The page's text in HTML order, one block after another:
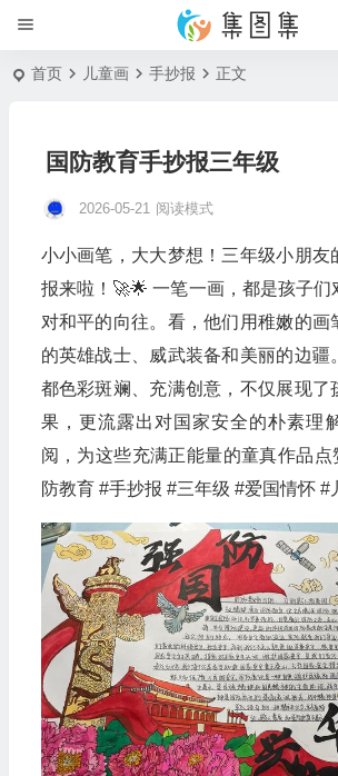
首页 儿童画 手抄报 正文
国防教育手抄报三年级
2026-05-21 阅读模式
小小画笔，大大梦想！三年级小朋友
报来啦！🚀🌟 一笔一画，都是孩子们
对和平的向往。看，他们用稚嫩的画
的英雄战士、威武装备和美丽的边疆
都色彩斑斓、充满创意，不仅展现了
果，更流露出对国家安全的朴素理
阅，为这些充满正能量的童真作品
防教育 #手抄报 #三年级 #爱国情怀 #